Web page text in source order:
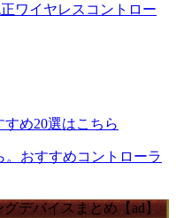
ワイヤレスコントロー
すめ20選はこちら
おすすめコントローラ
デバイスまとめ【ad】